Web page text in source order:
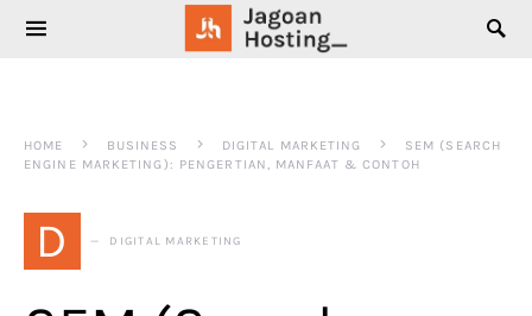
SEARCH FOR:
HOME BUSINESS DIGITAL MARKETING
SEM (SEARCH
ENGINE MARKETING): PENGERTIAN, MANFAAT & CONTOH
D DIGITAL MARKETING